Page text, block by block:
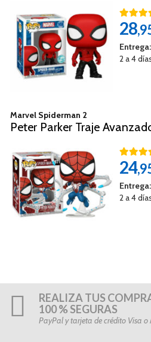
28
Entrega:
2 a 4
Marvel Spiderman 2
Peter Parker Traje
24
Entrega:
2 a 4
REALIZA TUS
100 % SEGURAS
PayPal y tarjeta de crédito Visa o